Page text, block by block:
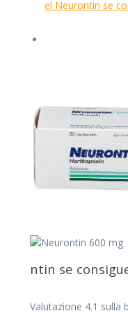
el Neurontin se
ntin se
Valutazione 4.1 sulla